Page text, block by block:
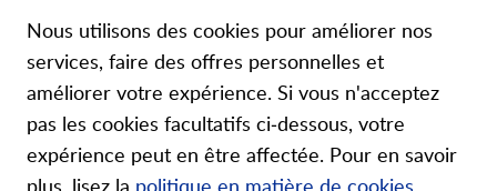
A propos de nous
Nos boutiques
Nous utilisons des cookies pour améliorer nos
services, faire des offres personnelles et
améliorer votre expérience. Si vous n'acceptez
pas les cookies facultatifs ci-dessous, votre
expérience peut en être affectée. Pour en savoir